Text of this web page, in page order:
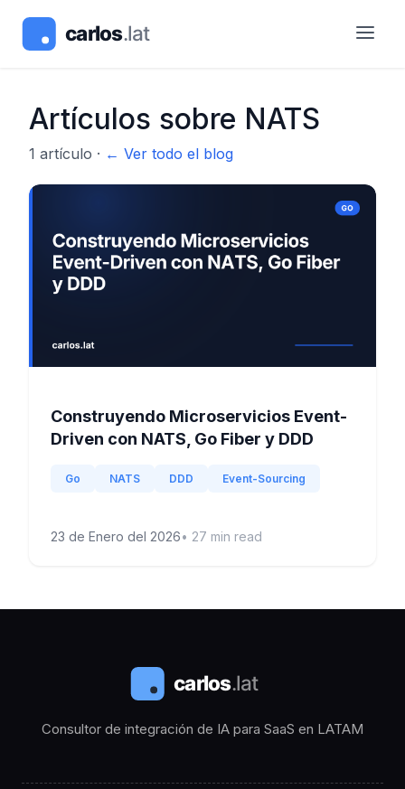
Artículos sobre NATS
1 artículo · ← Ver todo el blog
Construyendo Microservicios Event-
Driven con NATS, Go Fiber y DDD
Go NATS DDD Event-Sourcing
23 de Enero del 2026• 27 min read
Consultor de integración de IA para SaaS en LATAM